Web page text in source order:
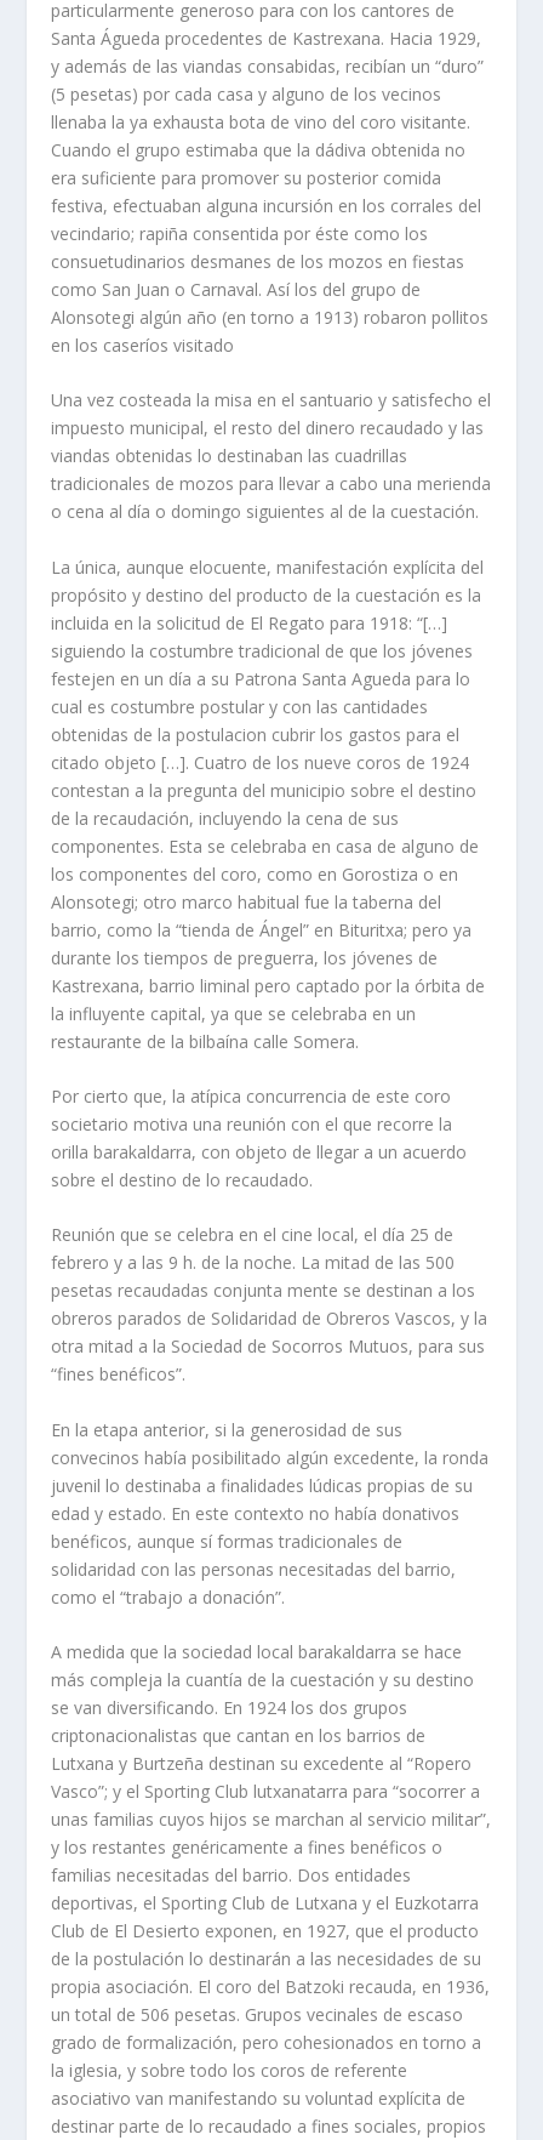
particularmente generoso para con los cantores de
Santa Águeda procedentes de Kastrexana. Hacia 1929,
y además de las viandas consabidas, recibían un “duro”
(5 pesetas) por cada casa y alguno de los vecinos
llenaba la ya exhausta bota de vino del coro visitante.
Cuando el grupo estimaba que la dádiva obtenida no
era suficiente para promover su posterior comida
festiva, efectuaban alguna incursión en los corrales del
vecindario; rapiña consentida por éste como los
consuetudinarios desmanes de los mozos en fiestas
como San Juan o Carnaval. Así los del grupo de
Alonsotegi algún año (en torno a 1913) robaron pollitos
en los caseríos visitado
Una vez costeada la misa en el santuario y satisfecho el
impuesto municipal, el resto del dinero recaudado y las
viandas obtenidas lo destinaban las cuadrillas
tradicionales de mozos para llevar a cabo una merienda
o cena al día o domingo siguientes al de la cuestación.
La única, aunque elocuente, manifestación explícita del
propósito y destino del producto de la cuestación es la
incluida en la solicitud de El Regato para 1918: “[…]
siguiendo la costumbre tradicional de que los jóvenes
festejen en un día a su Patrona Santa Agueda para lo
cual es costumbre postular y con las cantidades
obtenidas de la postulacion cubrir los gastos para el
citado objeto […]. Cuatro de los nueve coros de 1924
contestan a la pregunta del municipio sobre el destino
de la recaudación, incluyendo la cena de sus
componentes. Esta se celebraba en casa de alguno de
los componentes del coro, como en Gorostiza o en
Alonsotegi; otro marco habitual fue la taberna del
barrio, como la “tienda de Ángel” en Bituritxa; pero ya
durante los tiempos de preguerra, los jóvenes de
Kastrexana, barrio liminal pero captado por la órbita de
la influyente capital, ya que se celebraba en un
restaurante de la bilbaína calle Somera.
Por cierto que, la atípica concurrencia de este coro
societario motiva una reunión con el que recorre la
orilla barakaldarra, con objeto de llegar a un acuerdo
sobre el destino de lo recaudado.
Reunión que se celebra en el cine local, el día 25 de
febrero y a las 9 h. de la noche. La mitad de las 500
pesetas recaudadas conjunta mente se destinan a los
obreros parados de Solidaridad de Obreros Vascos, y la
otra mitad a la Sociedad de Socorros Mutuos, para sus
“fines benéficos”.
En la etapa anterior, si la generosidad de sus
convecinos había posibilitado algún excedente, la ronda
juvenil lo destinaba a finalidades lúdicas propias de su
edad y estado. En este contexto no había donativos
benéficos, aunque sí formas tradicionales de
solidaridad con las personas necesitadas del barrio,
como el “trabajo a donación”.
A medida que la sociedad local barakaldarra se hace
más compleja la cuantía de la cuestación y su destino
se van diversificando. En 1924 los dos grupos
criptonacionalistas que cantan en los barrios de
Lutxana y Burtzeña destinan su excedente al “Ropero
Vasco”; y el Sporting Club lutxanatarra para “socorrer a
unas familias cuyos hijos se marchan al servicio militar”,
y los restantes genéricamente a fines benéficos o
familias necesitadas del barrio. Dos entidades
deportivas, el Sporting Club de Lutxana y el Euzkotarra
Club de El Desierto exponen, en 1927, que el producto
de la postulación lo destinarán a las necesidades de su
propia asociación. El coro del Batzoki recauda, en 1936,
un total de 506 pesetas. Grupos vecinales de escaso
grado de formalización, pero cohesionados en torno a
la iglesia, y sobre todo los coros de referente
asociativo van manifestando su voluntad explícita de
destinar parte de lo recaudado a fines sociales, propios